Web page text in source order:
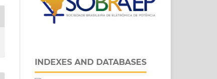
INDEXES AND DATABASES